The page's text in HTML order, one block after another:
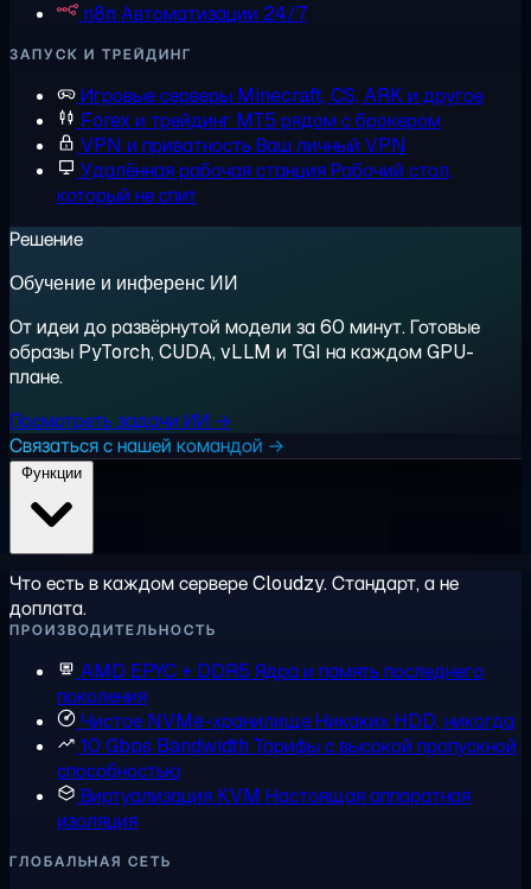
n8n Автоматизации 24/7
ЗАПУСК И ТРЕЙДИНГ
Игровые серверы Minecraft, CS, ARK и другое
Forex и трейдинг MT5 рядом с брокером
VPN и приватностьВаш личный VPN
Удалённая рабочая станцияРабочий стол,
который не спит
Решение
Обучение и инференс ИИ
От идеи до развёрнутой модели за 60 минут. Готовые
образы PyTorch, CUDA, vLLM и TGI на каждом GPU-
плане.
Посмотреть задачи ИИ →
Связаться с нашей командой →
Что есть в каждом сервере Cloudzy. Стандарт, а не
доплата.
ПРОИЗВОДИТЕЛЬНОСТЬ
AMD EPYC + DDR5 Ядра и память последнего
поколения
Чистое NVMe-хранилищеНикаких HDD, никогда
10 Gbps Bandwidth Тарифы с высокой пропускной
способностью
Виртуализация KVM Настоящая аппаратная
изоляция
ГЛОБАЛЬНАЯ СЕТЬ